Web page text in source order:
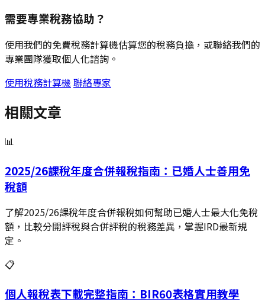
需要專業稅務協助？
使用我們的免費稅務計算機估算您的稅務負擔，或聯絡我們的
專業團隊獲取個人化諮詢。
使用稅務計算機 聯絡專家
相關文章
📊
2025/26課稅年度合併報稅指南：已婚人士善用免
稅額
了解2025/26課稅年度合併報稅如何幫助已婚人士最大化免稅
額，比較分開評稅與合併評稅的稅務差異，掌握IRD最新規
定。
📋
個人報稅表下載完整指南：BIR60表格實用教學